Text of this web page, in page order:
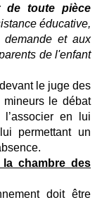
de toute pièce
éducative,
et aux
de l'enfant
le juge des
mineurs le débat
en lui
permettant un
chambre des
doit être